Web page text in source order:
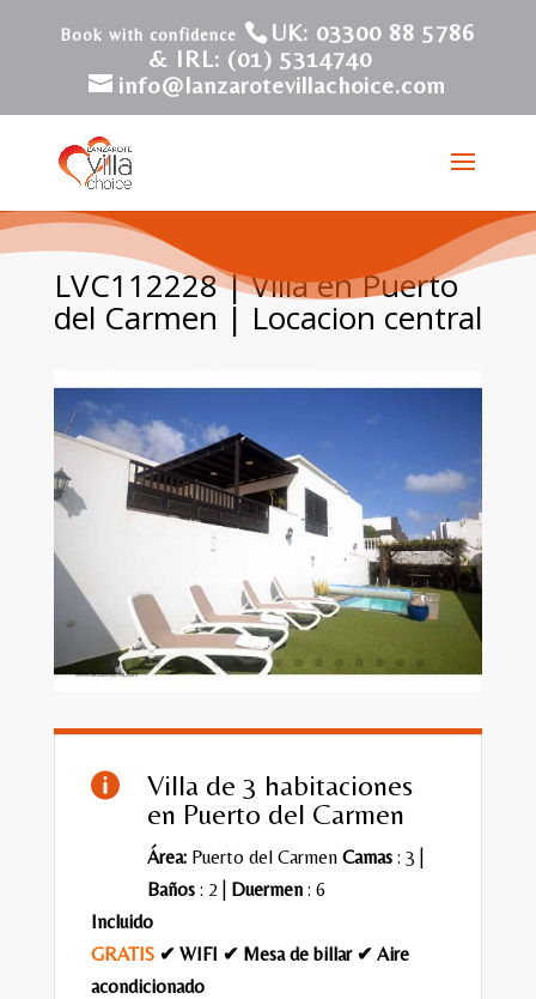
UK: 03300 88 5786
& IRL: (01) 5314740
info@lanzarotevillachoice.com
LVC112228 | Villa en Puerto
del Carmen | Locacion central

Villa de 3 habitaciones
en Puerto del Carmen
Área:Puerto del Carmen Camas: 3 |
Baños: 2 | Duermen: 6
Incluido
GRATIS ✔ WIFI ✔ Mesa de billar ✔ Aire
acondicionado